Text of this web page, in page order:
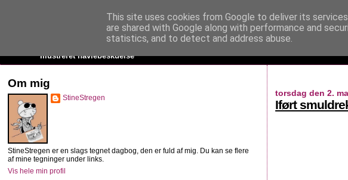
StineStregen
Illustreret navlebeskuelse
torsdag den 2.
Iført
Om mig
StineStregen
StineStregen er en slags tegnet dagbog, den er fuld af mig. Du kan se flere
af mine tegninger under links.
Vis hele min profil
This site uses cookies from Google to deliver its
are shared with Google along with performance and
statistics, and to detect and address abuse.